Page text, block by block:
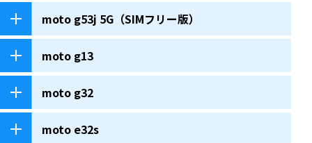
moto g53j 5G（SIMフリー版）
moto g13
moto g32
moto e32s